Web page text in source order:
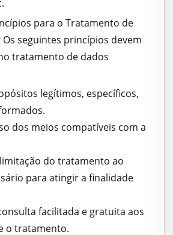
para o Tratamento de
Os seguintes princípios devem
tratamento de dados
legítimos, específicos,
dos meios compatíveis com a
do tratamento ao
para atingir a finalidade
facilitada e gratuita aos
o tratamento.